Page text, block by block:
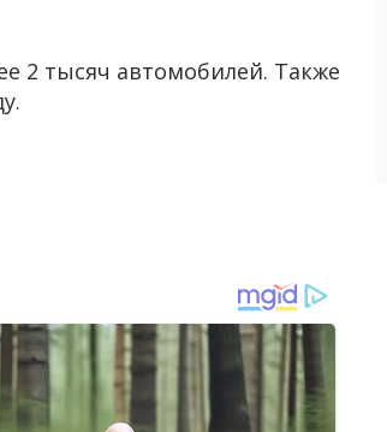
2 тысяч автомобилей. Также